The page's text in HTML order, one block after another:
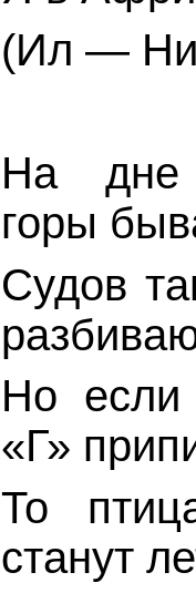
(Ил —
Надне
горы
Судов
Но
«Г»
То
станут